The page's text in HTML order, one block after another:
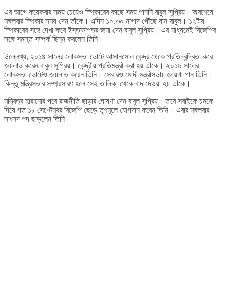
এর আগে কয়েকবার সময় চেয়েও স্পিকারের কাছে সময় পাননি বাবুল সুপ্রিয়। অবশেষে
মঙ্গলবার স্পিকার সময় দেন তাঁকে। এদিন ১০.৩০ নাগাদ পৌঁছে যান বাবুল। ১২টায়
স্পিকারের সঙ্গে দেখা করে ইস্তফাপত্র জমা দেন বাবুল সুপ্রিয়। এর মাধ্যমেই বিজেপির
সঙ্গে সমস্ত সম্পর্ক ছিন্ন করলেন তিনি।
উল্লেখ্য, ২০১৪ সালের লোকসভা ভোটে আসানসোল কেন্দ্র থেকে প্রতিদ্বন্দ্বিতা করে
জয়লাভ করেন বাবুল সুপ্রিয়। কেন্দ্রীয় প্রতিমন্ত্রী করা হয় তাঁকে। ২০১৯ সালের
লোকসভা ভোটেও জয়লাভ করেন তিনি। সেবারও মোদী মন্ত্রীসভায় জায়গা পান তিনি।
কিন্তু মন্ত্রিসভার সম্প্রসারণ হলে সেই তালিকা থেকে বাদ দেওয়া হয় তাঁকে।
মন্ত্রিত্ব হারানোর পরে রাজনীতি ছাড়ার ঘোষণা দেন বাবুল সুপ্রিয়। তবে সবাইকে চমকে
দিয়ে গত ১৮ সেপ্টেম্বর বিজেপি ছেড়ে তৃণমূলে যোগদান করেন তিনি। এবার মঙ্গলবার
সাংসদ পদ ছাড়লেন তিনি।